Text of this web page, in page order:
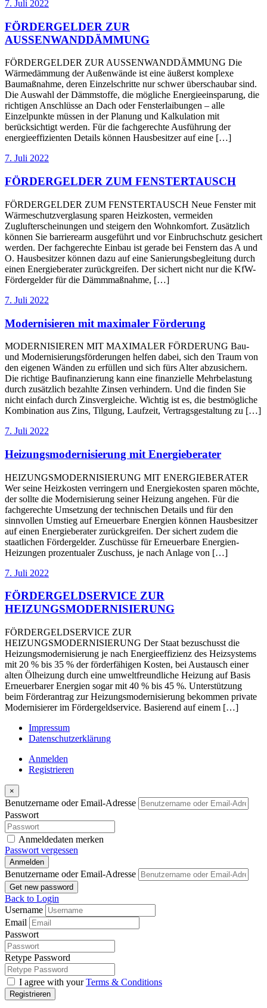
7. Juli 2022
FÖRDERGELDER ZUR
AUSSENWANDDÄMMUNG
FÖRDERGELDER ZUR AUSSENWANDDÄMMUNG Die
Wärmedämmung der Außenwände ist eine äußerst komplexe
Baumaßnahme, deren Einzelschritte nur schwer überschaubar sind.
Die Auswahl der Dämmstoffe, die mögliche Energieeinsparung, die
richtigen Anschlüsse an Dach oder Fensterlaibungen – alle
Einzelpunkte müssen in der Planung und Kalkulation mit
berücksichtigt werden. Für die fachgerechte Ausführung der
energieeffizienten Details können Hausbesitzer auf eine […]
7. Juli 2022
FÖRDERGELDER ZUM FENSTERTAUSCH
FÖRDERGELDER ZUM FENSTERTAUSCH Neue Fenster mit
Wärmeschutzverglasung sparen Heizkosten, vermeiden
Zuglufterscheinungen und steigern den Wohnkomfort. Zusätzlich
können Sie barrierearm ausgeführt und vor Einbruchschutz gesichert
werden. Der fachgerechte Einbau ist gerade bei Fenstern das A und
O. Hausbesitzer können dazu auf eine Sanierungsbegleitung durch
einen Energieberater zurückgreifen. Der sichert nicht nur die KfW-
Fördergelder für die Dämmmaßnahme, […]
7. Juli 2022
Modernisieren mit maximaler Förderung
MODERNISIEREN MIT MAXIMALER FÖRDERUNG Bau-
und Modernisierungsförderungen helfen dabei, sich den Traum von
den eigenen Wänden zu erfüllen und sich fürs Alter abzusichern.
Die richtige Baufinanzierung kann eine finanzielle Mehrbelastung
durch zusätzlich bezahlte Zinsen verhindern. Und die finden Sie
nicht einfach durch Zinsvergleiche. Wichtig ist es, die bestmögliche
Kombination aus Zins, Tilgung, Laufzeit, Vertragsgestaltung zu […]
7. Juli 2022
Heizungsmodernisierung mit Energieberater
HEIZUNGSMODERNISIERUNG MIT ENERGIEBERATER
Wer seine Heizkosten verringern und Energiekosten sparen möchte,
der sollte die Modernisierung seiner Heizung angehen. Für die
fachgerechte Umsetzung der technischen Details und für den
sinnvollen Umstieg auf Erneuerbare Energien können Hausbesitzer
auf einen Energieberater zurückgreifen. Der sichert zudem die
staatlichen Fördergelder. Zuschüsse für Erneuerbare Energien-
Heizungen prozentualer Zuschuss, je nach Anlage von […]
7. Juli 2022
FÖRDERGELDSERVICE ZUR
HEIZUNGSMODERNISIERUNG
FÖRDERGELDSERVICE ZUR
HEIZUNGSMODERNISIERUNG Der Staat bezuschusst die
Heizungsmodernisierung je nach Energieeffizienz des Heizsystems
mit 20 % bis 35 % der förderfähigen Kosten, bei Austausch einer
alten Ölheizung durch eine umweltfreundliche Heizung auf Basis
Erneuerbarer Energien sogar mit 40 % bis 45 %. Unterstützung
beim Förderantrag zur Heizungsmodernisierung bekommen private
Modernisierer im Fördergeldservice. Basierend auf einem […]
Impressum
Datenschutzerklärung
Anmelden
Registrieren
×
Benutzername oder Email-Adresse
Passwort
Anmeldedaten merken
Passwort vergessen
Anmelden
Benutzername oder Email-Adresse
Get new password
Back to Login
Username
Email
Passwort
Retype Password
I agree with yourTerms & Conditions
Registrieren